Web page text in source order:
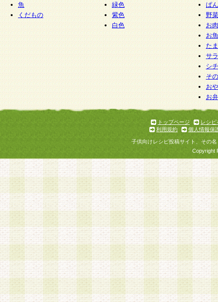
報の利用目的の通知・開示・内容の訂正・追加
停止・消去及び第三者への提供の禁止（以下、
といいます。）に応じます。
開示等に応じる窓口は以下になります。
ぱくすく食堂個人情報お客様相談窓口 paku-
m
個人情報を与えることは任意ですが、個人情報
意をいただけない場合には、当社のサービスの
お問い合わせ・ご相談への対応ができない場合
魚
くだもの
緑色
紫色
白色
ぱん
野
お
お
た
サ
シ
そ
お
お
トップページ
レシピ
利用規約
個人情報保
子供向けレシピ投稿サイト、その
Copyright